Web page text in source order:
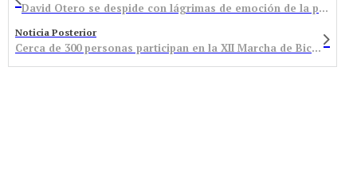
David Otero se despide con lágrimas de emoción de la presidencia del Bembibre y se abre un nuevo periodo electoral / Cuentas saneadas y aprobadas por unanimidad
Noticia Posterior
Cerca de 300 personas participan en la XII Marcha de Bicicleta de Montaña organizada por el Bembibre BTT